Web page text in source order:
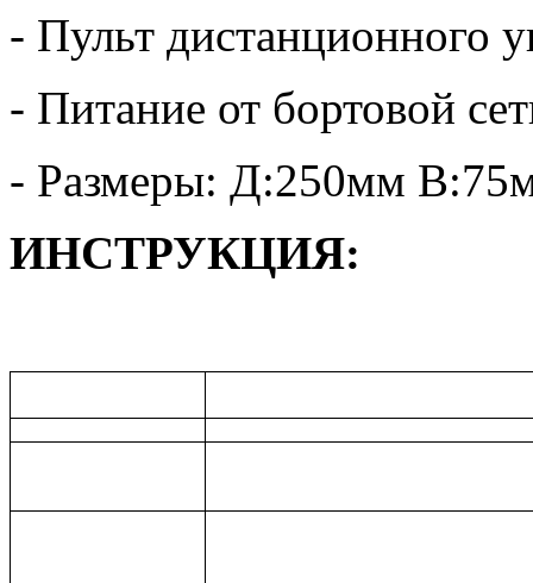
- Пульт дистанционного
- Питание от бортовой
- Размеры: Д:250мм
ИНСТРУКЦИЯ: